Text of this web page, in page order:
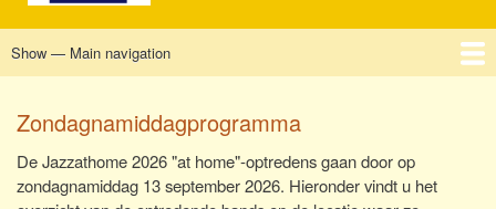
Main
Show — Main navigation
Zondagnamiddagprogramma
De Jazzathome 2026 "at home"-optredens gaan door op
zondagnamiddag 13 september 2026. Hieronder vindt u het